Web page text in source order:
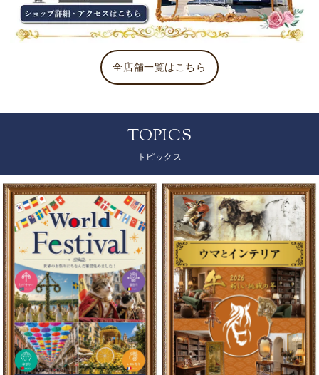
全店舗一覧はこちら
TOPICS
トピックス